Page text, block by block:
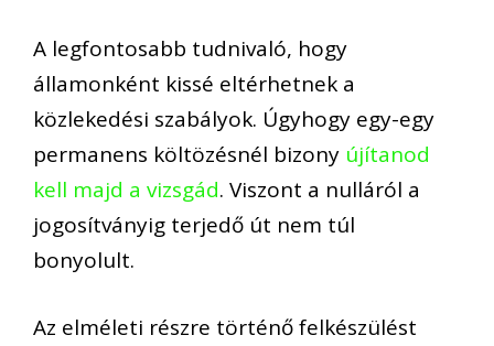
A legfontosabb tudnivaló, hogy
államonként kissé eltérhetnek a
közlekedési szabályok. Úgyhogy egy-egy
permanens költözésnél bizony újítanod
kell majd a vizsgád. Viszont a nulláról a
jogosítványig terjedő út nem túl
bonyolult.
Az elméleti részre történő felkészülést